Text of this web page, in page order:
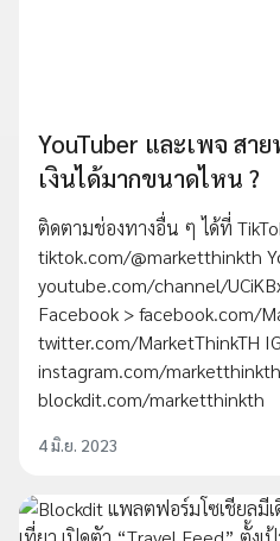
YouTuber และเพจ สา
เงินได้มากขนาดไหน ?
ติดตามช่องทางอื่น ๆ ได้ที่
tiktok.com/@marketthinkth
youtube.com/channel/
Facebook > facebook.com/
twitter.com/MarketThinkTH
instagram.com/
blockdit.com/marketthinkth
4 มิ.ย. 2023